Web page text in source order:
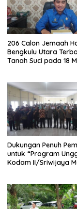
206 Calon Jemaah
Bengkulu Utara
Tanah Suci pada 18
Dukungan Penuh
untuk “Program
Kodam II/Sriwijaya